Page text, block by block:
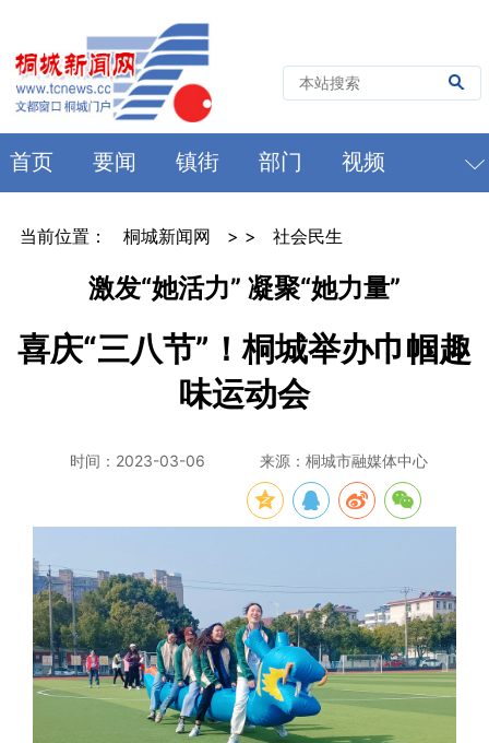
首页 要闻 镇街 部门 视频
当前位置： 桐城新闻网 > > 社会民生
激发“她活力” 凝聚“她力量”
喜庆“三八节”！桐城举办巾帼趣
味运动会
时间：2023-03-06 来源：桐城市融媒体中心